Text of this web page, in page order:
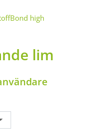
high
lim